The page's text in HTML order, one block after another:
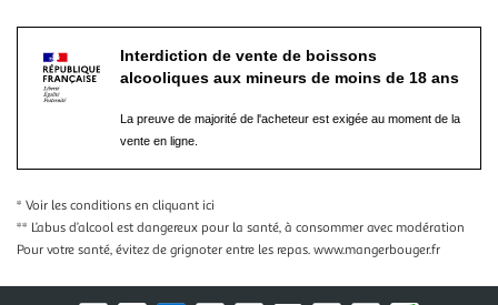
Interdiction de vente de boissons
alcooliques aux mineurs de moins de 18 ans
La preuve de majorité de l'acheteur est exigée au moment de la
vente en ligne.
* Voir les conditions en cliquant ici
** L’abus d’alcool est dangereux pour la santé, à consommer avec modération
Pour votre santé, évitez de grignoter entre les repas. www.mangerbouger.fr